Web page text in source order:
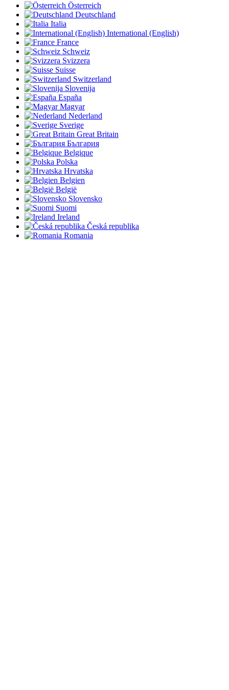
Österreich
Deutschland
Italia
International (English)
France
Schweiz
Svizzera
Suisse
Switzerland
Slovenija
España
Magyar
Nederland
Sverige
Great Britain
България
Belgique
Polska
Hrvatska
Belgien
België
Slovensko
Suomi
Ireland
Česká republika
Romania